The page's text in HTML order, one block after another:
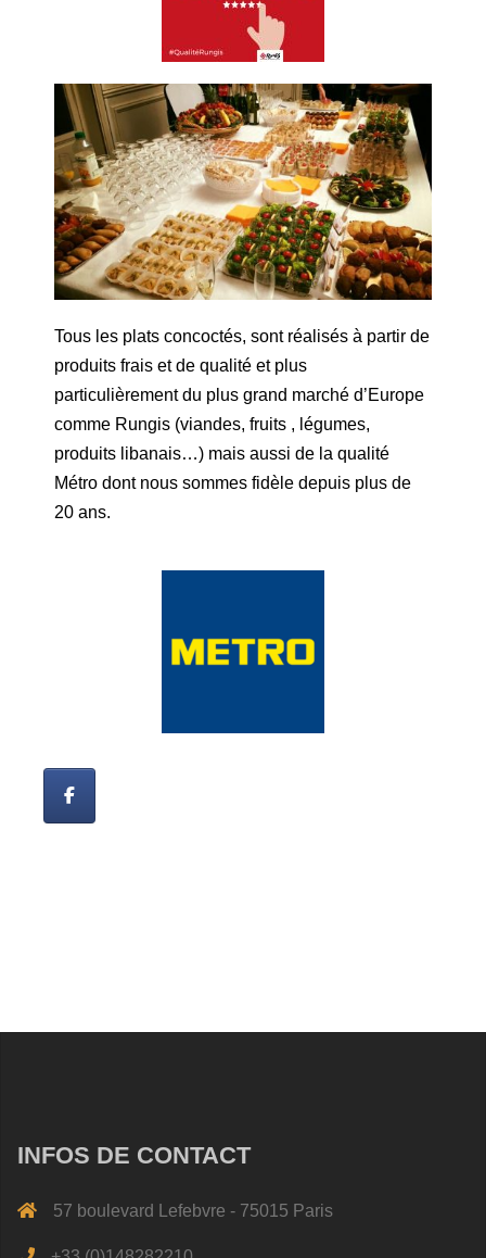
Tous les plats concoctés, sont réalisés à partir de
produits frais et de qualité et plus
particulièrement du plus grand marché d’Europe
comme Rungis (viandes, fruits , légumes,
produits libanais…) mais aussi de la qualité
Métro dont nous sommes fidèle depuis plus de
20 ans.
INFOS DE CONTACT
57 boulevard Lefebvre - 75015 Paris